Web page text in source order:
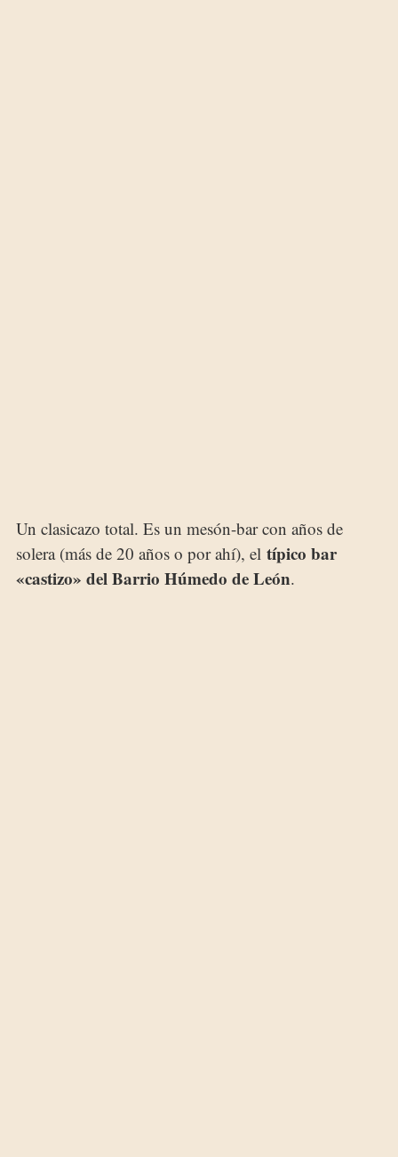
Un clasicazo total. Es un mesón-bar con años de
solera (más de 20 años o por ahí), el típico bar
«castizo» del Barrio Húmedo de León.